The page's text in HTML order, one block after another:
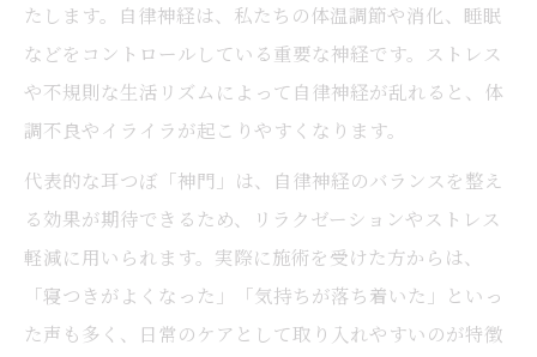
たします。自律神経は、私たちの体温調節や消化、睡眠
などをコントロールしている重要な神経です。ストレス
や不規則な生活リズムによって自律神経が乱れると、体
調不良やイライラが起こりやすくなります。
代表的な耳つぼ「神門」は、自律神経のバランスを整え
る効果が期待できるため、リラクゼーションやストレス
軽減に用いられます。実際に施術を受けた方からは、
「寝つきがよくなった」「気持ちが落ち着いた」といっ
た声も多く、日常のケアとして取り入れやすいのが特徴